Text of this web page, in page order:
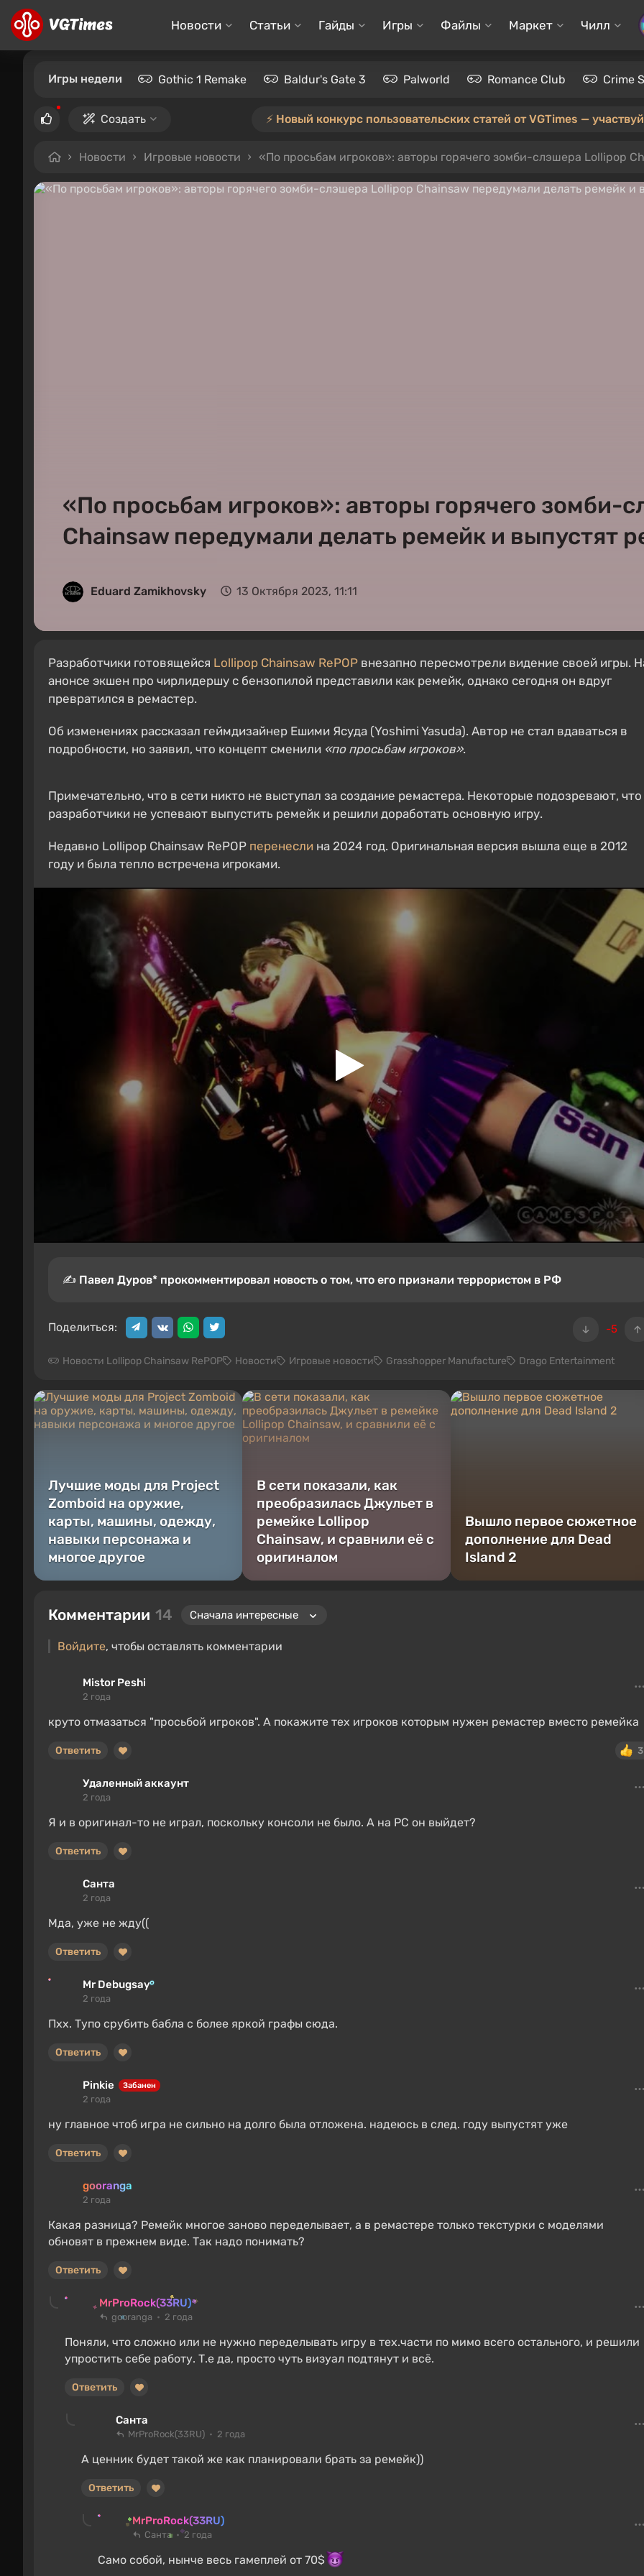
Новости Статьи Гайды Игры Файлы Маркет Чилл
Игры недели Gothic 1 Remake Baldur's Gate 3 Palworld Romance Club Crime
Создать ⚡️ Новый конкурс пользовательских статей от VGTimes —
Новости Игровые новости «По просьбам игроков»: авторы горячего зомби-слэшера Lollipop
«По просьбам игроков»: авторы горячего зомби-
Chainsaw передумали делать ремейк и выпустят
Eduard Zamikhovsky 13 Октября 2023, 11:11
Разработчики готовящейся Lollipop Chainsaw RePOP внезапно пересмотрели видение своей игры.
анонсе экшен про чирлидершу с бензопилой представили как ремейк, однако сегодня он вдруг
превратился в ремастер.
Об изменениях рассказал геймдизайнер Ешими Ясуда (Yoshimi Yasuda). Автор не стал вдаваться в
подробности, но заявил, что концепт сменили «по просьбам игроков».
Примечательно, что в сети никто не выступал за создание ремастера. Некоторые подозревают, что
разработчики не успевают выпустить ремейк и решили доработать основную игру.
Недавно Lollipop Chainsaw RePOP перенесли на 2024 год. Оригинальная версия вышла еще в 2012
году и была тепло встречена игроками.
✍️ Павел Дуров* прокомментировал новость о том, что его признали террористом в РФ
-5
Поделиться:
Новости Lollipop Chainsaw RePOP Новости Игровые новости Grasshopper Manufacture Drago Entertainment
Лучшие моды для Project
Zomboid на оружие,
карты, машины, одежду,
навыки персонажа и
многое другое
В сети показали, как
преобразилась Джульет в
ремейке Lollipop
Chainsaw, и сравнили её с
оригиналом
Вышло первое сюжетное
дополнение для Dead
Island 2
Комментарии 14
Войдите, чтобы оставлять комментарии
Mistor Peshi
2 года
круто отмазаться "просьбой игроков". А покажите тех игроков которым нужен ремастер вместо ремейка
3
Ответить
Удаленный аккаунт
2 года
Я и в оригинал-то не играл, поскольку консоли не было. А на PC он выйдет?
Ответить
Санта
2 года
Мда, уже не жду((
Ответить
Mr Debugsay
2 года
Пхх. Тупо срубить бабла с более яркой графы сюда.
Ответить
Pinkie Забанен
2 года
ну главное чтоб игра не сильно на долго была отложена. надеюсь в след. году выпустят уже
Ответить
gooranga
2 года
Какая разница? Ремейк многое заново переделывает, а в ремастере только текстурки с моделями
обновят в прежнем виде. Так надо понимать?
Ответить
MrProRock(33RU)
gooranga 2 года
Поняли, что сложно или не нужно переделывать игру в тех.части по мимо всего остального, и решили
упростить себе работу. Т.е да, просто чуть визуал подтянут и всё.
Ответить
Санта
MrProRock(33RU) 2 года
А ценник будет такой же как планировали брать за ремейк))
Ответить
MrProRock(33RU)
Санта 2 года
Само собой, нынче весь гамеплей от 70$